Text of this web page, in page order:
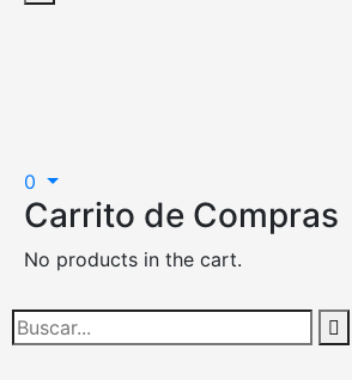
0
Carrito de Compras
No products in the cart.